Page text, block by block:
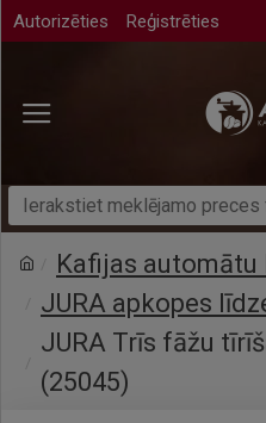
Autorizēties Reģistrēties
Kafijas
JURA apkopes
JURA Trīs fāžu
(25045)